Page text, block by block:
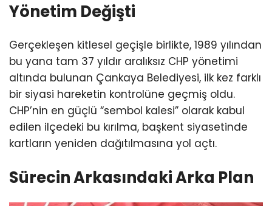
Yönetim Değişti
Gerçekleşen kitlesel geçişle birlikte, 1989 yılından
bu yana tam 37 yıldır aralıksız CHP yönetimi
altında bulunan Çankaya Belediyesi, ilk kez farklı
bir siyasi hareketin kontrolüne geçmiş oldu.
CHP’nin en güçlü “sembol kalesi” olarak kabul
edilen ilçedeki bu kırılma, başkent siyasetinde
kartların yeniden dağıtılmasına yol açtı.
Sürecin Arkasındaki Arka Plan